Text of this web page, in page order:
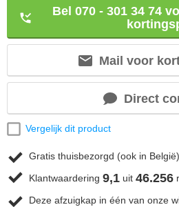
Bel 070 - 301 34 74
Mail voor
Direct
Vergelijk dit product
Gratis thuisbezorgd (ook in België)
Klantwaardering 9,1 uit 46.256
Deze afzuigkap in één van onze